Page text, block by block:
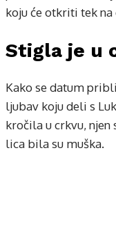
koju će otkriti tek
Stigla je u
Kako se datum
ljubav koju deli s
kročila u crkvu,
lica bila su muška.